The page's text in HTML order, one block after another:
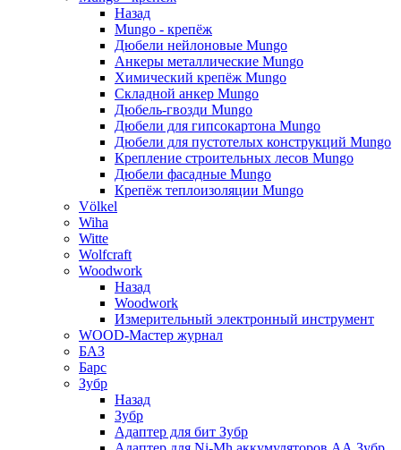
Назад
Mungo - крепёж
Дюбели нейлоновые Mungo
Анкеры металлические Mungo
Химический крепёж Mungo
Складной анкер Mungo
Дюбель-гвозди Mungo
Дюбели для гипсокартона Mungo
Дюбели для пустотелых конструкций Mungo
Крепление строительных лесов Mungo
Дюбели фасадные Mungo
Крепёж теплоизоляции Mungo
Völkel
Wiha
Witte
Wolfcraft
Woodwork
Назад
Woodwork
Измерительный электронный инструмент
WOOD-Мастер журнал
БАЗ
Барс
Зубр
Назад
Зубр
Адаптер для бит Зубр